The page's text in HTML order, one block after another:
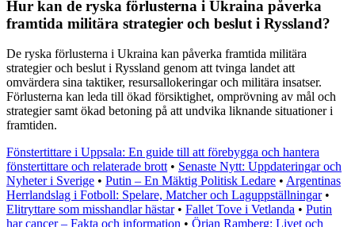
Hur kan de ryska förlusterna i Ukraina påverka
framtida militära strategier och beslut i Ryssland?
De ryska förlusterna i Ukraina kan påverka framtida militära
strategier och beslut i Ryssland genom att tvinga landet att
omvärdera sina taktiker, resursallokeringar och militära insatser.
Förlusterna kan leda till ökad försiktighet, omprövning av mål och
strategier samt ökad betoning på att undvika liknande situationer i
framtiden.
Fönstertittare i Uppsala: En guide till att förebygga och hantera
fönstertittare och relaterade brott • Senaste Nytt: Uppdateringar och
Nyheter i Sverige • Putin – En Mäktig Politisk Ledare • Argentinas
Herrlandslag i Fotboll: Spelare, Matcher och Laguppställningar•
Elitryttare som misshandlar hästar• Fallet Tove i Vetlanda • Putin
har cancer – Fakta och information • Örjan Ramberg: Livet och